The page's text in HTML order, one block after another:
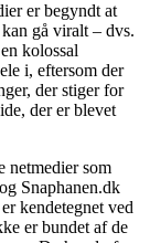
er begyndt at
gå viralt – dvs.
kolossal
i, eftersom der
der stiger for
der er blevet
netmedier som
Snaphanen.dk
kendetegnet ved
er bundet af de